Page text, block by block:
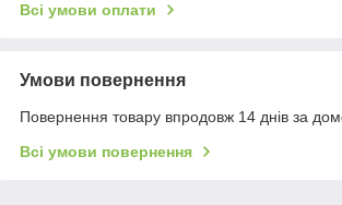
Всі умови оплати
Умови повернення
Повернення товару впродовж 14 днів за
Всі умови повернення